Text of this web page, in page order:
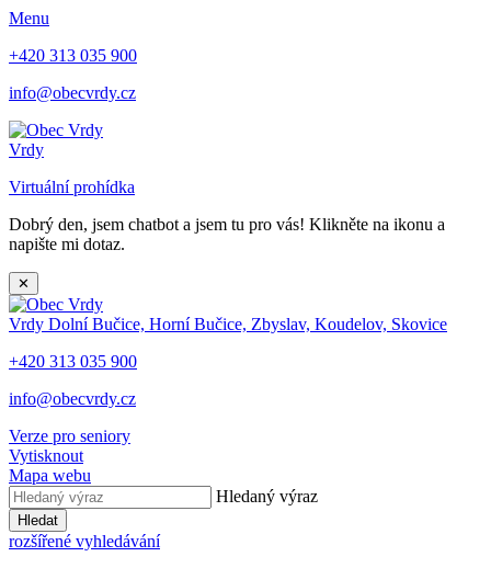
Menu
+420 313 035 900
info@obecvrdy.cz
Vrdy
Virtuální prohídka
Dobrý den, jsem chatbot a jsem tu pro vás! Klikněte na ikonu a
napište mi dotaz.
✕
Vrdy Dolní Bučice, Horní Bučice, Zbyslav, Koudelov, Skovice
+420 313 035 900
info@obecvrdy.cz
Verze pro seniory
Vytisknout
Mapa webu
Hledaný výraz
Hledat
rozšířené vyhledávání